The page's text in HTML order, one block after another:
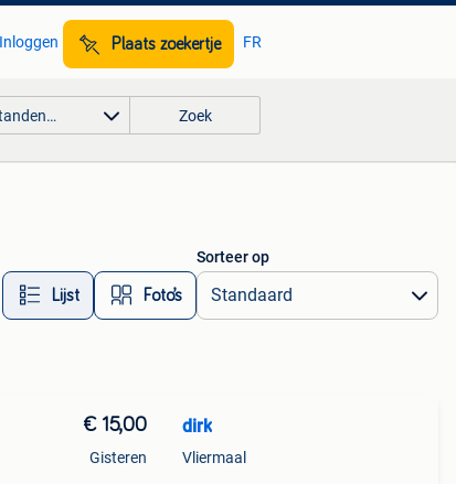
Inloggen Plaats zoekertje FR
Zoek
Lijst Foto’s
Sorteer op
€ 15,00
Gisteren
dirk
Vliermaal